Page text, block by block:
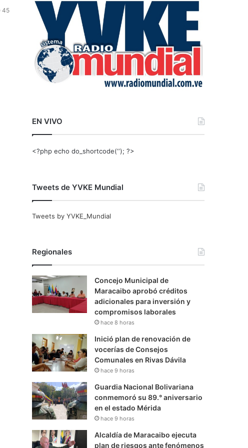
45
r
EN VIVO
<?php echo do_shortcode(‘‘); ?>
Tweets de YVKE Mundial
Tweets by YVKE_Mundial
Regionales
Concejo Municipal de
Maracaibo aprobó créditos
adicionales para inversión y
compromisos laborales
hace 8 horas
Inició plan de renovación de
vocerías de Consejos
Comunales en Rivas Dávila
hace 9 horas
Guardia Nacional Bolivariana
conmemoró su 89.° aniversario
en el estado Mérida
hace 9 horas
Alcaldía de Maracaibo ejecuta
plan de riesgos ante fenómenos